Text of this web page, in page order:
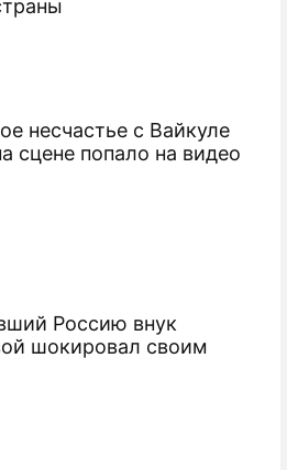
несчастье с Вайкуле
сцене попало на видео
Россию внук
шокировал своим